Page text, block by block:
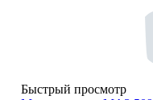
Быстрый просмотр